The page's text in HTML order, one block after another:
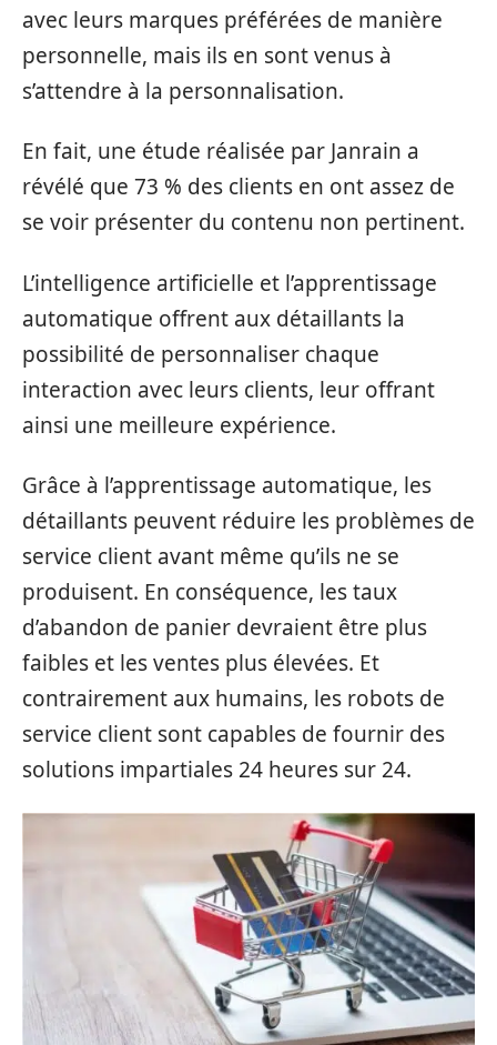
avec leurs marques préférées de manière
personnelle, mais ils en sont venus à
s’attendre à la personnalisation.
En fait, une étude réalisée par Janrain a
révélé que 73 % des clients en ont assez de
se voir présenter du contenu non pertinent.
L’intelligence artificielle et l’apprentissage
automatique offrent aux détaillants la
possibilité de personnaliser chaque
interaction avec leurs clients, leur offrant
ainsi une meilleure expérience.
Grâce à l’apprentissage automatique, les
détaillants peuvent réduire les problèmes de
service client avant même qu’ils ne se
produisent. En conséquence, les taux
d’abandon de panier devraient être plus
faibles et les ventes plus élevées. Et
contrairement aux humains, les robots de
service client sont capables de fournir des
solutions impartiales 24 heures sur 24.